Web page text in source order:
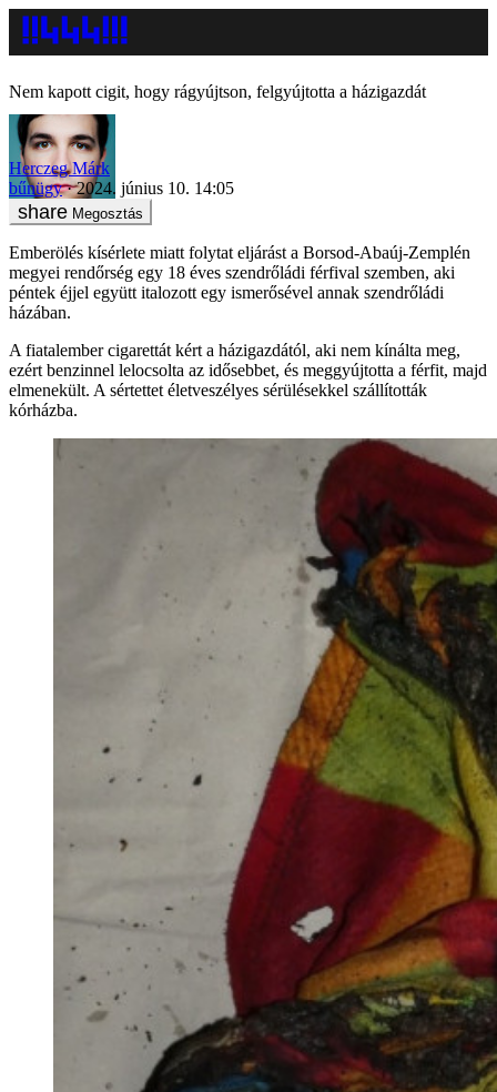
Nem kapott cigit, hogy rágyújtson, felgyújtotta a házigazdát
Herczeg Márk
bűnügy
2024. június 10. 14:05
Megosztás
Emberölés kísérlete miatt folytat eljárást a Borsod-Abaúj-Zemplén
megyei rendőrség egy 18 éves szendrőládi férfival szemben, aki
péntek éjjel együtt italozott egy ismerősével annak szendrőládi
házában.
A fiatalember cigarettát kért a házigazdától, aki nem kínálta meg,
ezért benzinnel lelocsolta az idősebbet, és meggyújtotta a férfit, majd
elmenekült. A sértettet életveszélyes sérülésekkel szállították
kórházba.